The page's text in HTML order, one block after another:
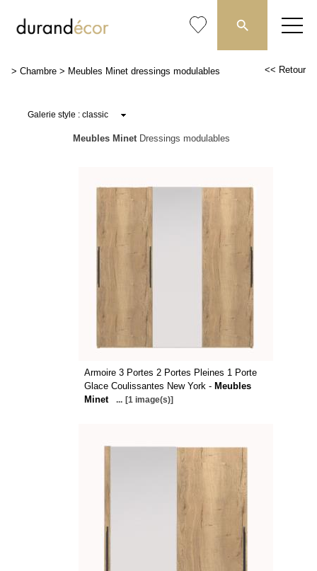
> Chambre > Meubles Minet dressings modulables << Retour
Meubles MinetDressings modulables
Armoire 3 Portes 2 Portes Pleines 1 Porte
Glace Coulissantes New York - Meubles
Minet
... [1 image(s)]